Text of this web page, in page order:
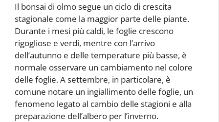
Il bonsai di olmo segue un ciclo di crescita
stagionale come la maggior parte delle piante.
Durante i mesi più caldi, le foglie crescono
rigogliose e verdi, mentre con l’arrivo
dell’autunno e delle temperature più basse, è
normale osservare un cambiamento nel colore
delle foglie. A settembre, in particolare, è
comune notare un ingiallimento delle foglie, un
fenomeno legato al cambio delle stagioni e alla
preparazione dell’albero per l’inverno.